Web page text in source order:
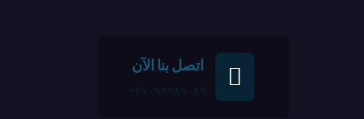
اتصل بنا الآن
٢١٠٩٩٩٨٩٠٨٩+